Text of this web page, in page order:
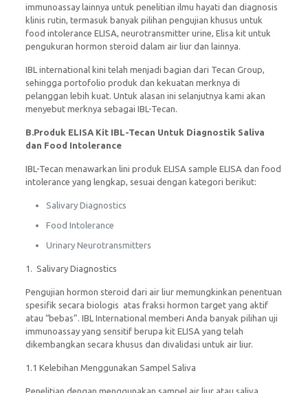
immunoassay lainnya untuk penelitian ilmu hayati dan diagnosis
klinis rutin, termasuk banyak pilihan pengujian khusus untuk
food intolerance ELISA, neurotransmitter urine, Elisa kit untuk
pengukuran hormon steroid dalam air liur dan lainnya.
IBL international kini telah menjadi bagian dari Tecan Group,
sehingga portofolio produk dan kekuatan merknya di
pelanggan lebih kuat. Untuk alasan ini selanjutnya kami akan
menyebut merknya sebagai IBL-Tecan.
B.Produk ELISA Kit IBL-Tecan Untuk Diagnostik Saliva
dan Food Intolerance
IBL-Tecan menawarkan lini produk ELISA sample ELISA dan food
intolerance yang lengkap, sesuai dengan kategori berikut:
Salivary Diagnostics
Food Intolerance
Urinary Neurotransmitters
1. Salivary Diagnostics
Pengujian hormon steroid dari air liur memungkinkan penentuan
spesifik secara biologis atas fraksi hormon target yang aktif
atau “bebas”. IBL International memberi Anda banyak pilihan uji
immunoassay yang sensitif berupa kit ELISA yang telah
dikembangkan secara khusus dan divalidasi untuk air liur.
1.1 Kelebihan Menggunakan Sampel Saliva
Penelitian dengan menggunakan sampel air liur atau saliva